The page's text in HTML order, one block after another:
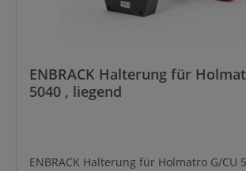
ENBRACK Halterung für
5040 , liegend
ENBRACK Halterung für Holmatro G/CU